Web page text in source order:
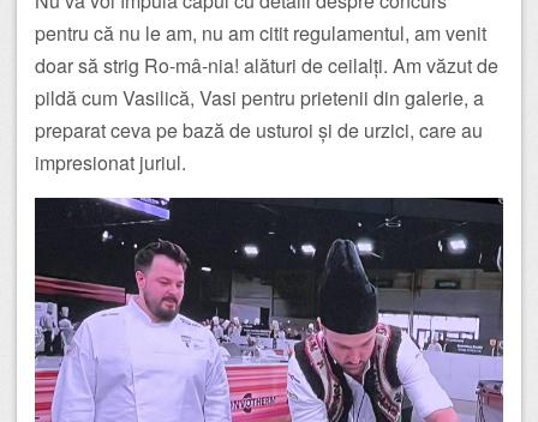
pentru că nu le am, nu am citit regulamentul, am venit
doar să strig Ro-mâ-nia! alături de ceilalți. Am văzut de
pildă cum Vasilică, Vasi pentru prietenii din galerie, a
preparat ceva pe bază de usturoi și de urzici, care au
impresionat juriul.